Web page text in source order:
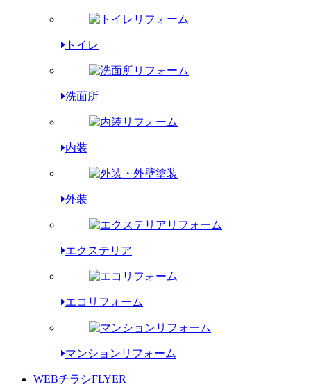
トイレ
洗面所
内装
外装
エクステリア
エコリフォーム
マンションリフォーム
WEBチラシFLYER